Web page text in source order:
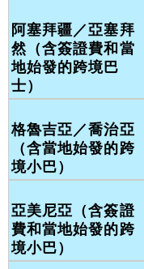
阿塞拜疆／亞塞拜
然（含簽證費和當
地始發的跨境巴
士）
格魯吉亞／喬治亞
（含當地始發的跨
境小巴）
亞美尼亞（含簽證
費和當地始發的跨
境小巴）